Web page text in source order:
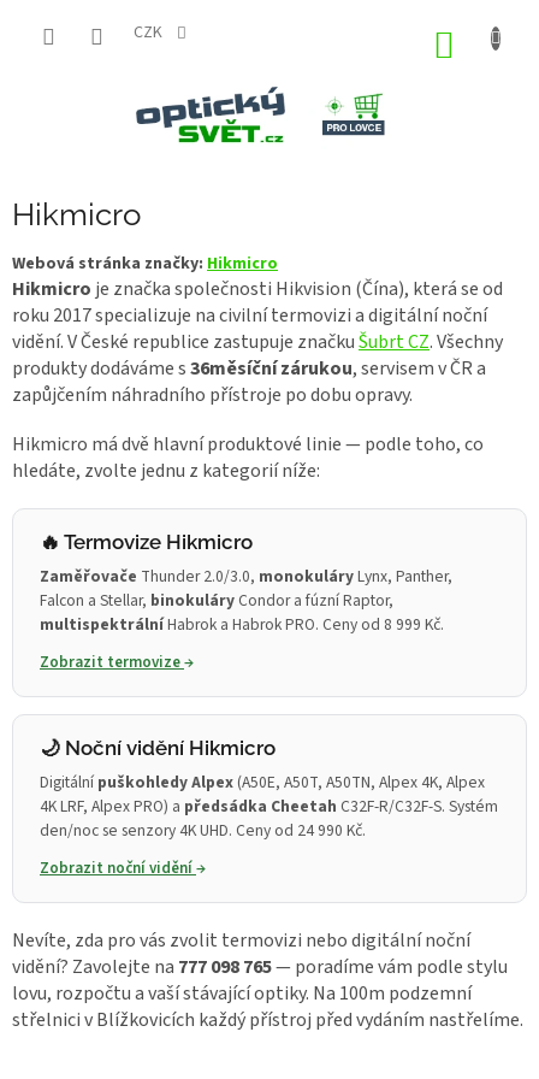
CZK
Hikmicro
Webová stránka značky: Hikmicro
Hikmicro je značka společnosti Hikvision (Čína), která se od
roku 2017 specializuje na civilní termovizi a digitální noční
vidění. V České republice zastupuje značkuŠubrt CZ. Všechny
produkty dodáváme s36měsíční zárukou, servisem v ČR a
zapůjčením náhradního přístroje po dobu opravy.
Hikmicro má dvě hlavní produktové linie — podle toho, co
hledáte, zvolte jednu z kategorií níže:
🔥 Termovize Hikmicro
Zaměřovače Thunder 2.0/3.0, monokuláryLynx, Panther,
Falcon a Stellar, binokuláry Condor a fúzní Raptor,
multispektrálníHabrok a Habrok PRO. Ceny od 8 999 Kč.
Zobrazit termovize→
🌙 Noční vidění Hikmicro
Digitálnípuškohledy Alpex (A50E, A50T, A50TN, Alpex 4K, Alpex
4K LRF, Alpex PRO) a předsádka Cheetah C32F-R/C32F-S. Systém
den/noc se senzory 4K UHD. Ceny od 24 990 Kč.
Zobrazit noční vidění→
Nevíte, zda pro vás zvolit termovizi nebo digitální noční
vidění? Zavolejte na 777 098 765— poradíme vám podle stylu
lovu, rozpočtu a vaší stávající optiky. Na 100m podzemní
střelnici v Blížkovicích každý přístroj před vydáním nastřelíme.